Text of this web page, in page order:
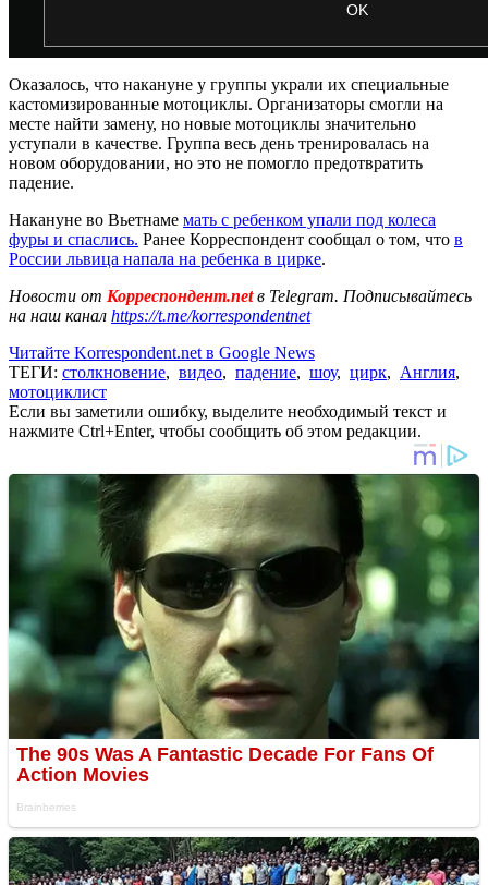
Оказалось, что накануне у группы украли их специальные
кастомизированные мотоциклы. Организаторы смогли на
месте найти замену, но новые мотоциклы значительно
уступали в качестве. Группа весь день тренировалась на
новом оборудовании, но это не помогло предотвратить
падение.
Накануне во Вьетнаме мать с ребенком упали под колеса
фуры и спаслись. Ранее Корреспондент сообщал о том, что в
России львица напала на ребенка в цирке.
Новости от Корреспондент.netв Telegram. Подписывайтесь
на наш канал https://t.me/korrespondentnet
Читайте Korrespondent.net в Google News
ТЕГИ: столкновение, видео, падение, шоу, цирк, Англия,
мотоциклист
Если вы заметили ошибку, выделите необходимый текст и
нажмите Ctrl+Enter, чтобы сообщить об этом редакции.